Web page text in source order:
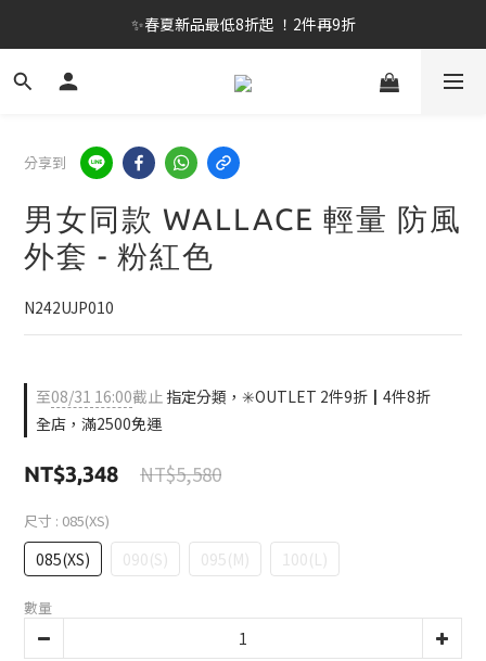
✨春夏新品最低8折起 ！2件再9折
✨春夏新品最低8折起 ！2件再9折
🔥OULET SALE! 降至5折起 滿件再8折
✨春夏新品最低8折起 ！2件再9折
分享到
男女同款 WALLACE 輕量 防風
外套 - 粉紅色
N242UJP010
至08/31 16:00截止 指定分類，✳️OUTLET 2件9折┃4件8折
全店，滿2500免運
NT$3,348 NT$5,580
尺寸 : 085(XS)
085(XS) 090(S) 095(M) 100(L)
數量